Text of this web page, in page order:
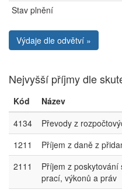
Stav plnění
Výdaje dle odvětví »
Nejvyšší příjmy dle
Kód Název
4134
Převody z
1211
Příjem z daně z
2111
Příjem z poskytování
prací, výkonů a práv